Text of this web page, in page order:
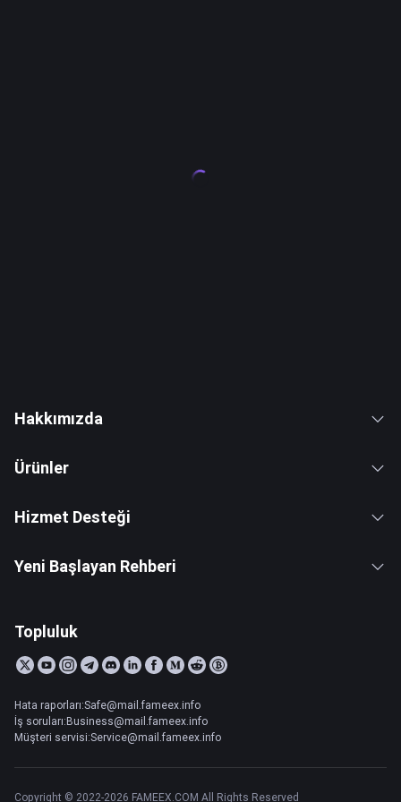
Hakkımızda
Ürünler
Hizmet Desteği
Yeni Başlayan Rehberi
Topluluk
Hata raporları:Safe@mail.fameex.info
İş soruları:Business@mail.fameex.info
Müşteri servisi:Service@mail.fameex.info
Copyright © 2022-2026 FAMEEX.COM All Rights Reserved